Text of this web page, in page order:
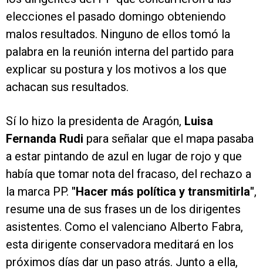
elecciones el pasado domingo obteniendo
malos resultados. Ninguno de ellos tomó la
palabra en la reunión interna del partido para
explicar su postura y los motivos a los que
achacan sus resultados.
Sí lo hizo la presidenta de Aragón, Luisa
Fernanda Rudi para señalar que el mapa pasaba
a estar pintando de azul en lugar de rojo y que
había que tomar nota del fracaso, del rechazo a
la marca PP. "Hacer más política y transmitirla",
resume una de sus frases un de los dirigentes
asistentes. Como el valenciano Alberto Fabra,
esta dirigente conservadora meditará en los
próximos días dar un paso atrás. Junto a ella,